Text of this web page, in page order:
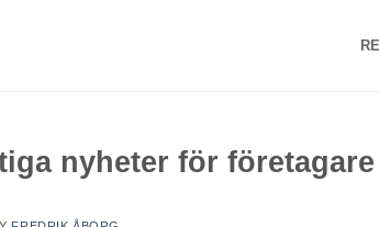
nyheter för företagare